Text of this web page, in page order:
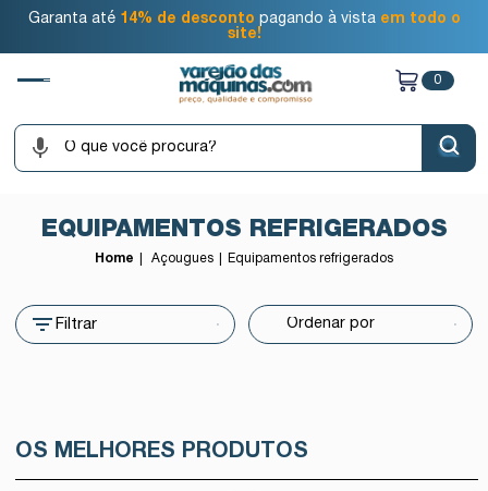
Garanta até 14% de desconto pagando à vista em todo o
site!
0
EQUIPAMENTOS REFRIGERADOS
Home Açougues Equipamentos refrigerados
Filtrar
OS MELHORES PRODUTOS